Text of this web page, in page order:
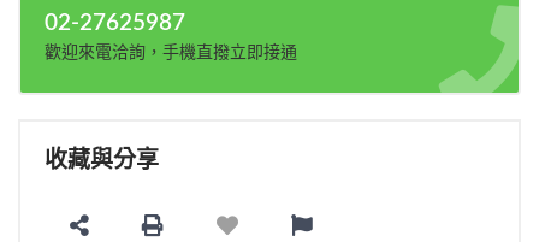
02-27625987
歡迎來電洽詢，手機直撥立即接通
收藏與分享